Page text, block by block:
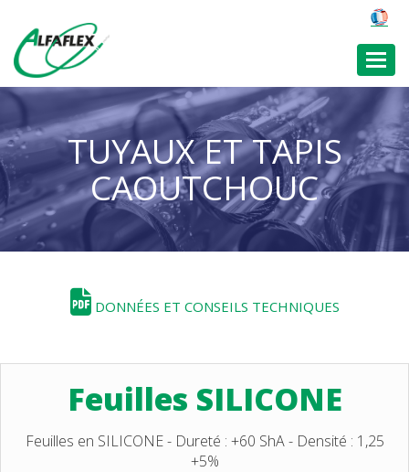
TUYAUX ET TAPIS
CAOUTCHOUC
DONNÉES ET CONSEILS TECHNIQUES
Feuilles SILICONE
Feuilles en SILICONE - Dureté : +60 ShA - Densité : 1,25
+5%